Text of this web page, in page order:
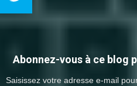
Abonnez-vous à ce blog
Saisissez votre adresse e-mail